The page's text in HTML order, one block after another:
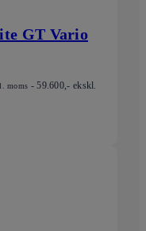
GT Vario
moms -59.600,- ekskl.